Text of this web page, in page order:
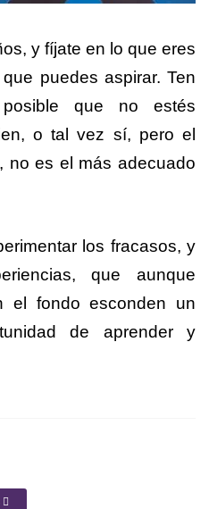
y fíjate en lo que eres
puedes aspirar. Ten
que no estés
o tal vez sí, pero el
no es el más adecuado
los fracasos, y
que aunque
el fondo esconden un
de aprender y